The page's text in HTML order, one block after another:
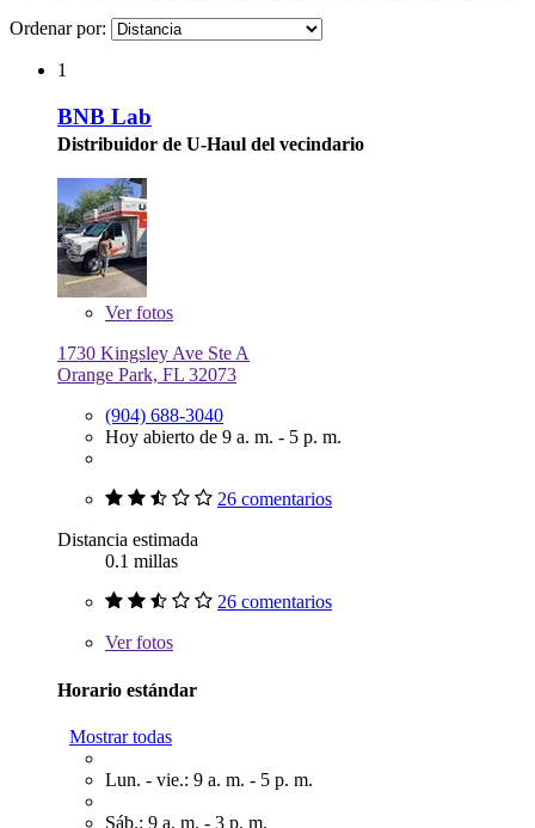
Ordenar por:
1
BNB Lab
Distribuidor de U-Haul del vecindario
Verfotos
1730 Kingsley Ave Ste A
Orange Park, FL 32073
(904) 688-3040
Hoy abierto de 9 a. m. - 5 p. m.
26 comentarios
Distancia estimada
0.1 millas
26 comentarios
Verfotos
Horario estándar
Mostrar todas
Lun. - vie.: 9 a. m. - 5 p. m.
Sáb.: 9 a. m. - 3 p. m.